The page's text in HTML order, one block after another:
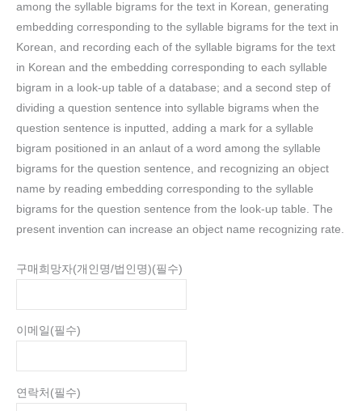
among the syllable bigrams for the text in Korean, generating
embedding corresponding to the syllable bigrams for the text in
Korean, and recording each of the syllable bigrams for the text
in Korean and the embedding corresponding to each syllable
bigram in a look-up table of a database; and a second step of
dividing a question sentence into syllable bigrams when the
question sentence is inputted, adding a mark for a syllable
bigram positioned in an anlaut of a word among the syllable
bigrams for the question sentence, and recognizing an object
name by reading embedding corresponding to the syllable
bigrams for the question sentence from the look-up table. The
present invention can increase an object name recognizing rate.
구매희망자(개인명/법인명)(필수)
이메일 (필수)
연락처 (필수)